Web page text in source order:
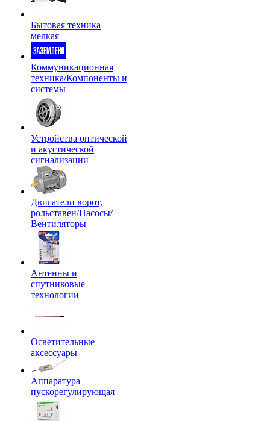
Бытовая техника
мелкая
Коммуникационная
техника/Компоненты и
системы
Устройства оптической
и акустической
сигнализации
Двигатели ворот,
рольставен/Насосы/
Вентиляторы
Антенны и
спутниковые
технологии
Осветительные
аксессуары
Аппаратура
пускорегулирующая